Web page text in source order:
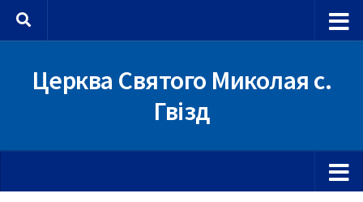
Skip to content
Церква Святого Миколая с.
Гвізд